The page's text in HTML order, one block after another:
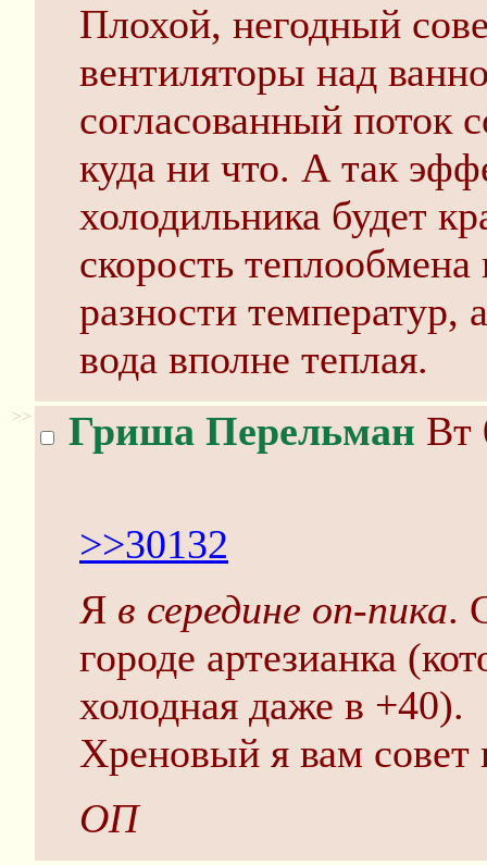
Плохой, негодный
вентиляторы над
согласованный поток
куда ни что. А так
холодильника будет
скорость
разности температур,
вода вполне теплая.
>> Гриша Перельман Вт
>>30132
Я в середине оп-пика.
городе артезианка
холодная даже в +40).
Хреновый я вам совет
ОП